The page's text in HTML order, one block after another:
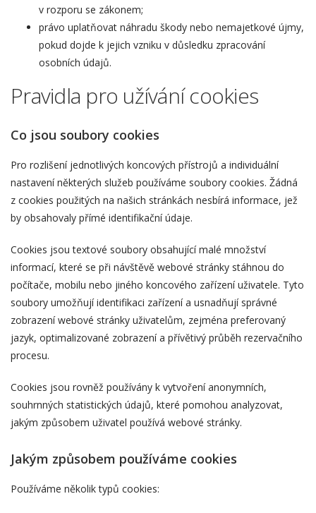
v rozporu se zákonem;
právo uplatňovat náhradu škody nebo nemajetkové újmy,
pokud dojde k jejich vzniku v důsledku zpracování
osobních údajů.
Pravidla pro užívání cookies
Co jsou soubory cookies
Pro rozlišení jednotlivých koncových přístrojů a individuální
nastavení některých služeb používáme soubory cookies. Žádná
z cookies použitých na našich stránkách nesbírá informace, jež
by obsahovaly přímé identifikační údaje.
Cookies jsou textové soubory obsahující malé množství
informací, které se při návštěvě webové stránky stáhnou do
počítače, mobilu nebo jiného koncového zařízení uživatele. Tyto
soubory umožňují identifikaci zařízení a usnadňují správné
zobrazení webové stránky uživatelům, zejména preferovaný
jazyk, optimalizované zobrazení a přívětivý průběh rezervačního
procesu.
Cookies jsou rovněž používány k vytvoření anonymních,
souhrnných statistických údajů, které pomohou analyzovat,
jakým způsobem uživatel používá webové stránky.
Jakým způsobem používáme cookies
Používáme několik typů cookies: